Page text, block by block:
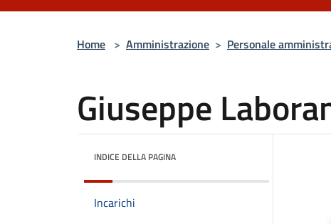
Home > Amministrazione > Personale
Giuseppe
INDICE DELLA PAGINA
Incarichi